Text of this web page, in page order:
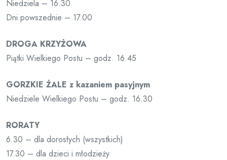
Niedziela – 16.30
Dni powszednie – 17.00
DROGA KRZYŻOWA
Piątki Wielkiego Postu – godz. 16.45
GORZKIE ŻALE z kazaniem pasyjnym
Niedziele Wielkiego Postu – godz. 16.30
RORATY
6.30 – dla dorosłych (wszystkich)
17.30 – dla dzieci i młodzieży